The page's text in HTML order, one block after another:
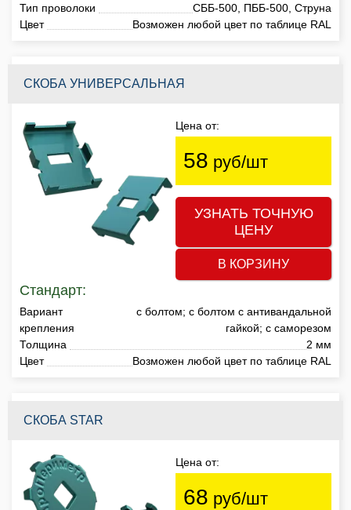
Тип проволоки
СББ-500, ПББ-500, Струна
Цвет
Возможен любой цвет по таблице RAL
СКОБА УНИВЕРСАЛЬНАЯ
Цена от:
58 руб/шт
УЗНАТЬ ТОЧНУЮ
ЦЕНУ
В КОРЗИНУ
Стандарт:
Вариант
крепления
с болтом; с болтом с антивандальной
гайкой; с саморезом
Толщина
2 мм
Цвет
Возможен любой цвет по таблице RAL
СКОБА STAR
Цена от:
68 руб/шт